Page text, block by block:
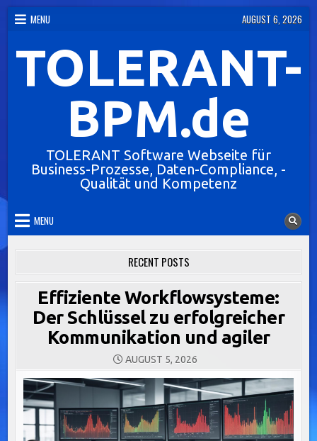
Skip
content
MENU AUGUST 6, 2026
TOLERANT-
BPM.de
TOLERANT Software Webseite für
Business-Prozesse, Daten-Compliance, -
Qualität und Kompetenz
MENU
RECENT POSTS
Effiziente Workflowsysteme:
Der Schlüssel zu erfolgreicher
Kommunikation und agiler
AUGUST 5, 2026